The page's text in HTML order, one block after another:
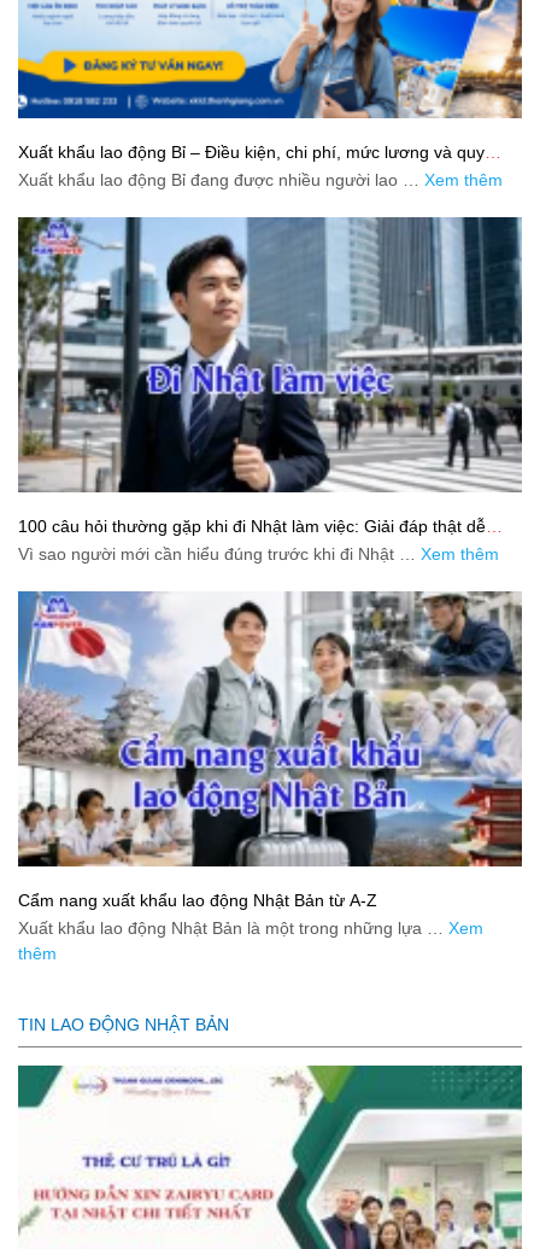
Xuất khẩu lao động Bỉ – Điều kiện, chi phí, mức lương và quy
trình chuẩn cho người lao động
Xuất khẩu lao động Bỉ đang được nhiều người lao … Xem thêm
100 câu hỏi thường gặp khi đi Nhật làm việc: Giải đáp thật dễ
hiểu cho người mới bắt đầu
Vì sao người mới cần hiểu đúng trước khi đi Nhật … Xem thêm
Cẩm nang xuất khẩu lao động Nhật Bản từ A-Z
Xuất khẩu lao động Nhật Bản là một trong những lựa … Xem
thêm
TIN LAO ĐỘNG NHẬT BẢN